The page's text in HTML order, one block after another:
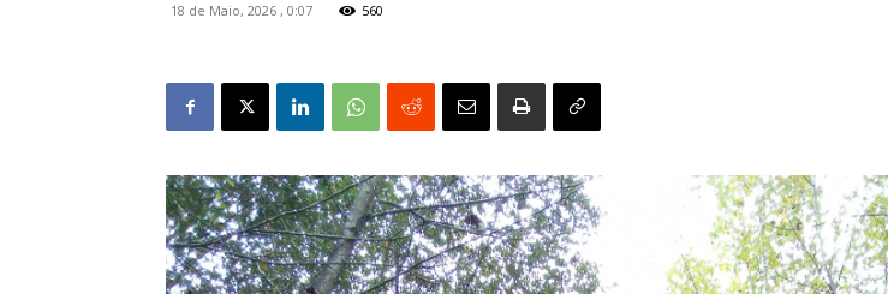
18 de Maio, 2026 , 0:07 560